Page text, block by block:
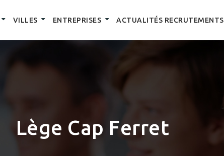
VILLES ENTREPRISES ACTUALITÉS RECRUTEMENTS
Lège Cap Ferret